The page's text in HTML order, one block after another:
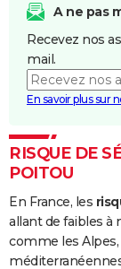
Coulées de
Inondations
et/ou
Coulées de
Inondations
Coulées de
Boue
Inondations
A ne pas
Recevez nos
mail.
En savoir plus sur
RISQUE DE
POITOU
En France, les
allant de faibles à
comme les